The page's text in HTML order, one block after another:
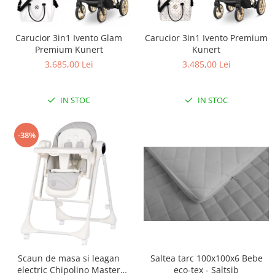
Scaune auto copii
Patuturi copii
Patuturi lemn pana la 120 x 60 cm
Patuturi lemn 160 x 80 cm
Patuturi pliabile si tarcuri de joaca
Saltele patut copii
Saltele mici
Saltele de la 120 x 60 cm
Saltele de la 140 x 70 cm
Saltele 127 x 63 cm
Saltele de la 160 x 80 cm
Lenjerii patuturi
Lenjerii patut 120 x 60 cm
Carucior 3in1 Ivento Glam
Premium Kunert
3.685,00 Lei
IN STOC
Carucior 3in1 Ivento Premium
Kunert
3.485,00 Lei
IN STOC
-38%
Scaun de masa si leagan
electric Chipolino Master
Saltea tarc 100x100x6 Bebe
eco-tex - Saltsib